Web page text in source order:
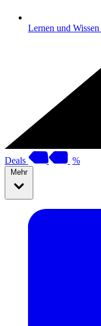
Lernen und Wissen
Deals %
Mehr